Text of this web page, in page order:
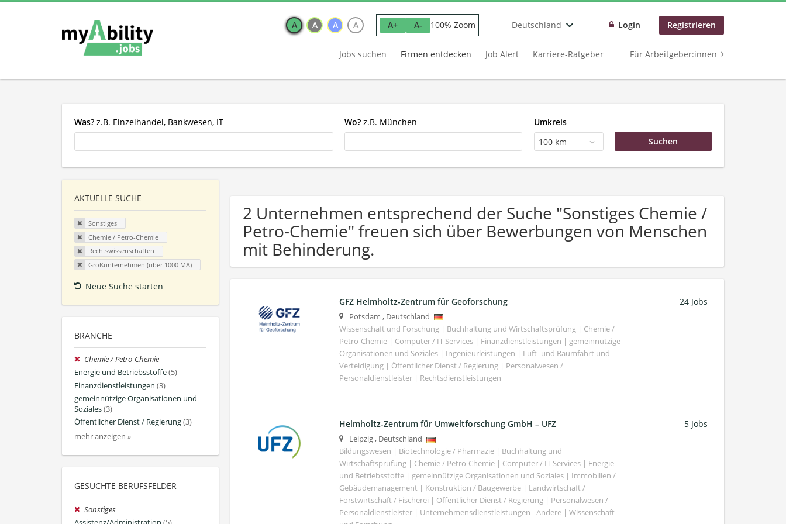
A A A A A+ A- 100% Zoom Deutschland Login Registrieren
Jobs suchen Firmen entdecken Job Alert Karriere-Ratgeber Für Arbeitgeber:innen
Was? z.B. Einzelhandel, Bankwesen, IT Wo? z.B. München
Umkreis
100 km
AKTUELLE SUCHE
Sonstiges
Chemie / Petro-Chemie
Rechtswissenschaften
Großunternehmen (über 1000 MA)
Neue Suche starten
BRANCHE
Chemie / Petro-Chemie
Energie und Betriebsstoffe(5)
Finanzdienstleistungen (3)
gemeinnützige Organisationen und
Soziales(3)
Öffentlicher Dienst / Regierung(3)
mehr anzeigen »
GESUCHTE BERUFSFELDER
Sonstiges
2 Unternehmen entsprechend der Suche "Sonstiges Chemie /
Petro-Chemie" freuen sich über Bewerbungen von Menschen
mit Behinderung.
GFZ Helmholtz-Zentrum für Geoforschung
Potsdam , Deutschland
Wissenschaft und Forschung | Buchhaltung und Wirtschaftsprüfung | Chemie /
Petro-Chemie | Computer / IT Services | Finanzdienstleistungen | gemeinnützige
Organisationen und Soziales | Ingenieurleistungen | Luft- und Raumfahrt und
Verteidigung | Öffentlicher Dienst / Regierung | Personalwesen /
Personaldienstleister | Rechtsdienstleistungen
24 Jobs
Helmholtz-Zentrum für Umweltforschung GmbH – UFZ
Leipzig, Deutschland
Bildungswesen | Biotechnologie / Pharmazie | Buchhaltung und
Wirtschaftsprüfung | Chemie / Petro-Chemie | Computer / IT Services | Energie
und Betriebsstoffe | gemeinnützige Organisationen und Soziales | Immobilien /
Gebäudemanagement | Konstruktion / Baugewerbe | Landwirtschaft /
Forstwirtschaft / Fischerei | Öffentlicher Dienst / Regierung | Personalwesen /
Personaldienstleister | Unternehmensdienstleistungen - Andere | Wissenschaft
5 Jobs